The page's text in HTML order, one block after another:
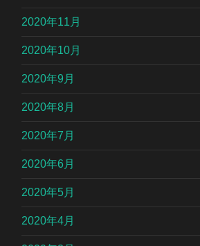
2020年11月
2020年10月
2020年9月
2020年8月
2020年7月
2020年6月
2020年5月
2020年4月